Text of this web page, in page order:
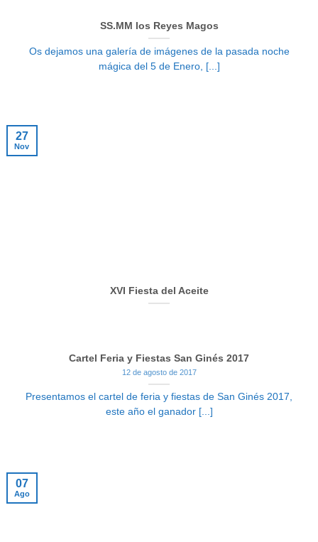
SS.MM los Reyes Magos
Os dejamos una galería de imágenes de la pasada noche
mágica del 5 de Enero, [...]
XVI Fiesta del Aceite
27
Nov
Cartel Feria y Fiestas San Ginés 2017
12 de agosto de 2017
Presentamos el cartel de feria y fiestas de San Ginés 2017,
este año el ganador [...]
07
Ago